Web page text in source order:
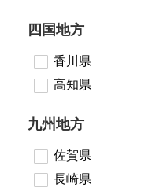
四国地方
香川県
高知県
九州地方
佐賀県
長崎県